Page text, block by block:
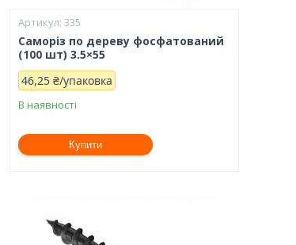
335
Саморіз по дереву фосфатований
(100 шт) 3.5×55
46,25 ₴/упаковка
В наявності
Купити